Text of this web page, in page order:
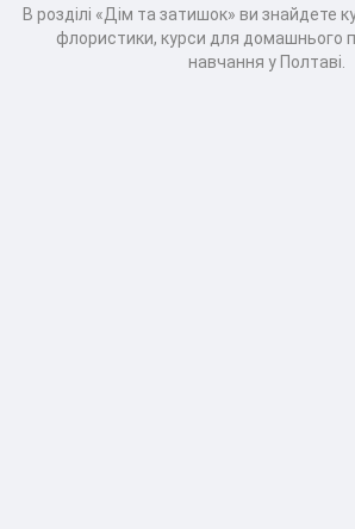
В розділі «Дім та затишок» ви знайдете
флористики, курси для домашнього
навчання у Полтаві.